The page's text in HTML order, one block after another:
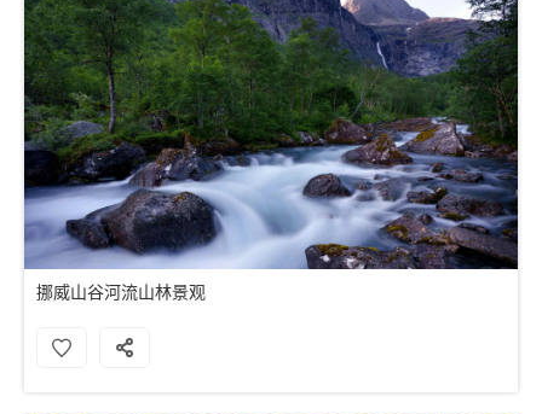
挪威山谷河流山林景观